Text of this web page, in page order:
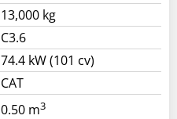
13,000 kg
C3.6
74.4 kW (101 cv)
CAT
0.50 m3